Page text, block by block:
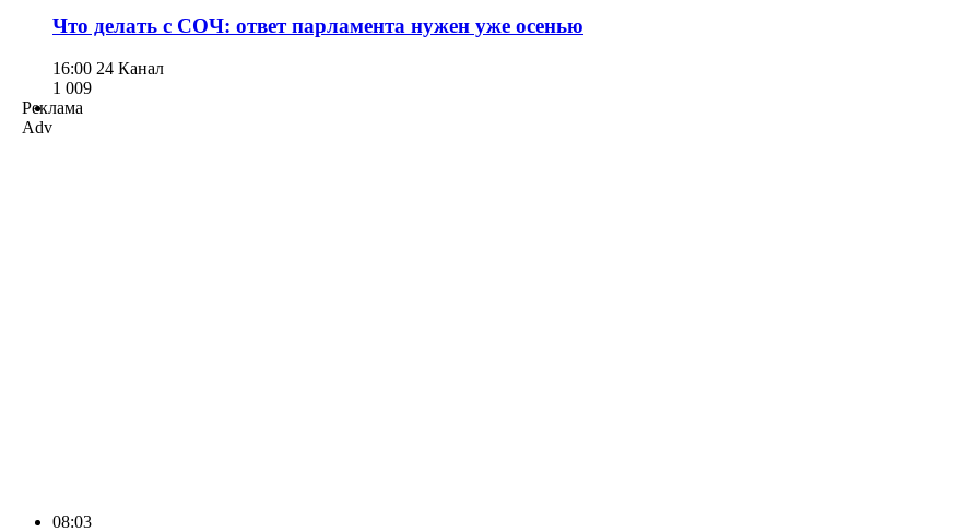
Что делать с СОЧ: ответ парламента нужен уже осенью
16:00 24 Канал
1 009
Реклама
Adv
08:03